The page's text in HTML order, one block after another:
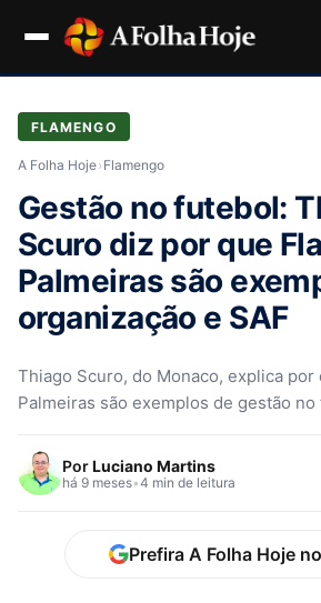
FLAMENGO
A Folha Hoje› Flamengo
Gestão no futebol:
Scuro diz por que
Palmeiras são
organização e SAF
Thiago Scuro, do Monaco, explica por
Palmeiras são exemplos de gestão
PorLuciano Martins
há 9 meses•4 min de leitura
Prefira A Folha Hoje